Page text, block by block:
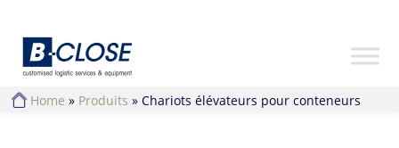
Home » Produits » Chariots élévateurs pour conteneurs